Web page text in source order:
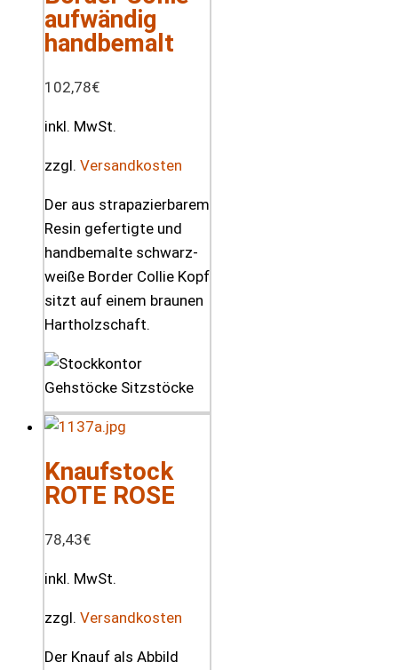
aufwändig
handbemalt
102,78€
inkl. MwSt.
zzgl. Versandkosten
Der aus strapazierbarem
Resin gefertigte und
handbemalte schwarz-
weiße Border Collie Kopf
sitzt auf einem braunen
Hartholzschaft.
Knaufstock
ROTE ROSE
78,43€
inkl. MwSt.
zzgl. Versandkosten
Der Knauf als Abbild